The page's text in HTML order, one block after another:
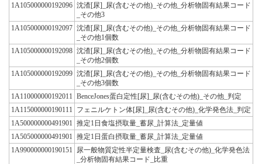
1A105000000192096 沈渣[尿]_尿(含むその他)_その他_分析物固有結果コード
_その他3
1A105000000192097 沈渣[尿]_尿(含むその他)_その他_分析物固有結果コード
_その他1個数
1A105000000192098 沈渣[尿]_尿(含むその他)_その他_分析物固有結果コード
_その他2個数
1A105000000192099 沈渣[尿]_尿(含むその他)_その他_分析物固有結果コード
_その他3個数
1A110000000192011
BenceJones蛋白定性[尿]_尿(含むその他)_その他_判定
1A115000000190111
フェニルケトン体[尿]_尿(含むその他)_化学発色法_判定
1A500000000491901
推定1日食塩摂取量_蓄尿_計算法_定量値
1A505000000491901
推定1日蛋白摂取量_蓄尿_計算法_定量値
1A990000000190151
尿一般物質定性半定量検査_尿(含むその他)_化学発色法
_分析物固有結果コード_比重